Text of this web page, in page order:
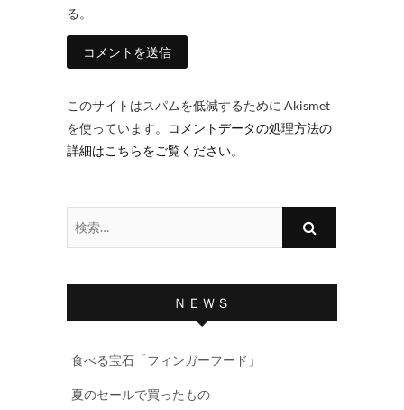
る。
このサイトはスパムを低減するために Akismet
を使っています。
コメントデータの処理方法の
詳細はこちらをご覧ください。
ＮＥＷＳ
食べる宝石「フィンガーフード」
夏のセールで買ったもの